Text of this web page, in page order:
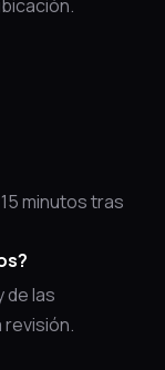
minutos tras
de las
revisión.